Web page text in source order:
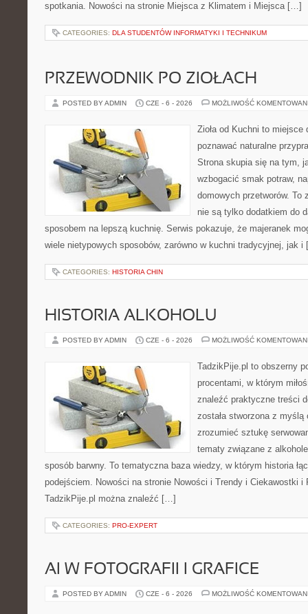
spotkania. Nowości na stronie Miejsca z Klimatem i Miejsca […]
CATEGORIES: DLA STUDENTÓW INFORMATYKI I TECHNIKUM
PRZEWODNIK PO ZIOŁACH
POSTED BY ADMIN CZE - 6 - 2026 MOŻLIWOŚĆ
Zioła od Kuchni to
poznawać naturalne
Strona skupia się na tym,
wzbogacić smak potraw,
domowych przetworów. To
nie są tylko dodatkiem do
sposobem na lepszą kuchnię. Serwis pokazuje, że majeranek
wiele nietypowych sposobów, zarówno w kuchni tradycyjnej, jak
CATEGORIES: HISTORIA CHIN
HISTORIA ALKOHOLU
POSTED BY ADMIN CZE - 6 - 2026 MOŻLIWOŚĆ
TadzikPije.pl to obszerny
procentami, w którym
znaleźć praktyczne treści
została stworzona z
zrozumieć sztukę
tematy związane z
sposób barwny. To tematyczna baza wiedzy, w którym historia
podejściem. Nowości na stronie Nowości i Trendy i Ciekawostki i
TadzikPije.pl można znaleźć […]
CATEGORIES: PRO-EXPERT
AI W FOTOGRAFII I GRAFICE
POSTED BY ADMIN CZE - 6 - 2026 MOŻLIWOŚĆ